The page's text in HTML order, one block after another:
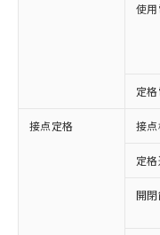
使
定
接点定格 接
定
開
ご利用
以下の条件を
対応済み
非含有に対応
対応予定：EU
有に対応した
対応予定なし
非含有に非対